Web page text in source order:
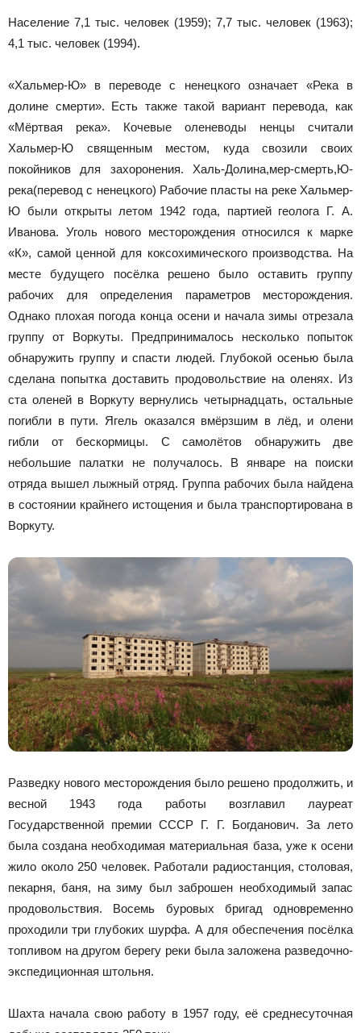
Население 7,1 тыс. человек (1959); 7,7 тыс. человек (1963);
4,1 тыс. человек (1994).
«Хальмер-Ю» в переводе с ненецкого означает «Река в
долине смерти». Есть также такой вариант перевода, как
«Мёртвая река». Кочевые оленеводы ненцы считали
Хальмер-Ю священным местом, куда свозили своих
покойников для захоронения. Халь-Долина,мер-смерть,Ю-
река(перевод с ненецкого) Рабочие пласты на реке Хальмер-
Ю были открыты летом 1942 года, партией геолога Г. А.
Иванова. Уголь нового месторождения относился к марке
«К», самой ценной для коксохимического производства. На
месте будущего посёлка решено было оставить группу
рабочих для определения параметров месторождения.
Однако плохая погода конца осени и начала зимы отрезала
группу от Воркуты. Предпринималось несколько попыток
обнаружить группу и спасти людей. Глубокой осенью была
сделана попытка доставить продовольствие на оленях. Из
ста оленей в Воркуту вернулись четырнадцать, остальные
погибли в пути. Ягель оказался вмёрзшим в лёд, и олени
гибли от бескормицы. С самолётов обнаружить две
небольшие палатки не получалось. В январе на поиски
отряда вышел лыжный отряд. Группа рабочих была найдена
в состоянии крайнего истощения и была транспортирована в
Воркуту.
Разведку нового месторождения было решено продолжить, и
весной 1943 года работы возглавил лауреат
Государственной премии СССР Г. Г. Богданович. За лето
была создана необходимая материальная база, уже к осени
жило около 250 человек. Работали радиостанция, столовая,
пекарня, баня, на зиму был заброшен необходимый запас
продовольствия. Восемь буровых бригад одновременно
проходили три глубоких шурфа. А для обеспечения посёлка
топливом на другом берегу реки была заложена разведочно-
экспедиционная штольня.
Шахта начала свою работу в 1957 году, её среднесуточная